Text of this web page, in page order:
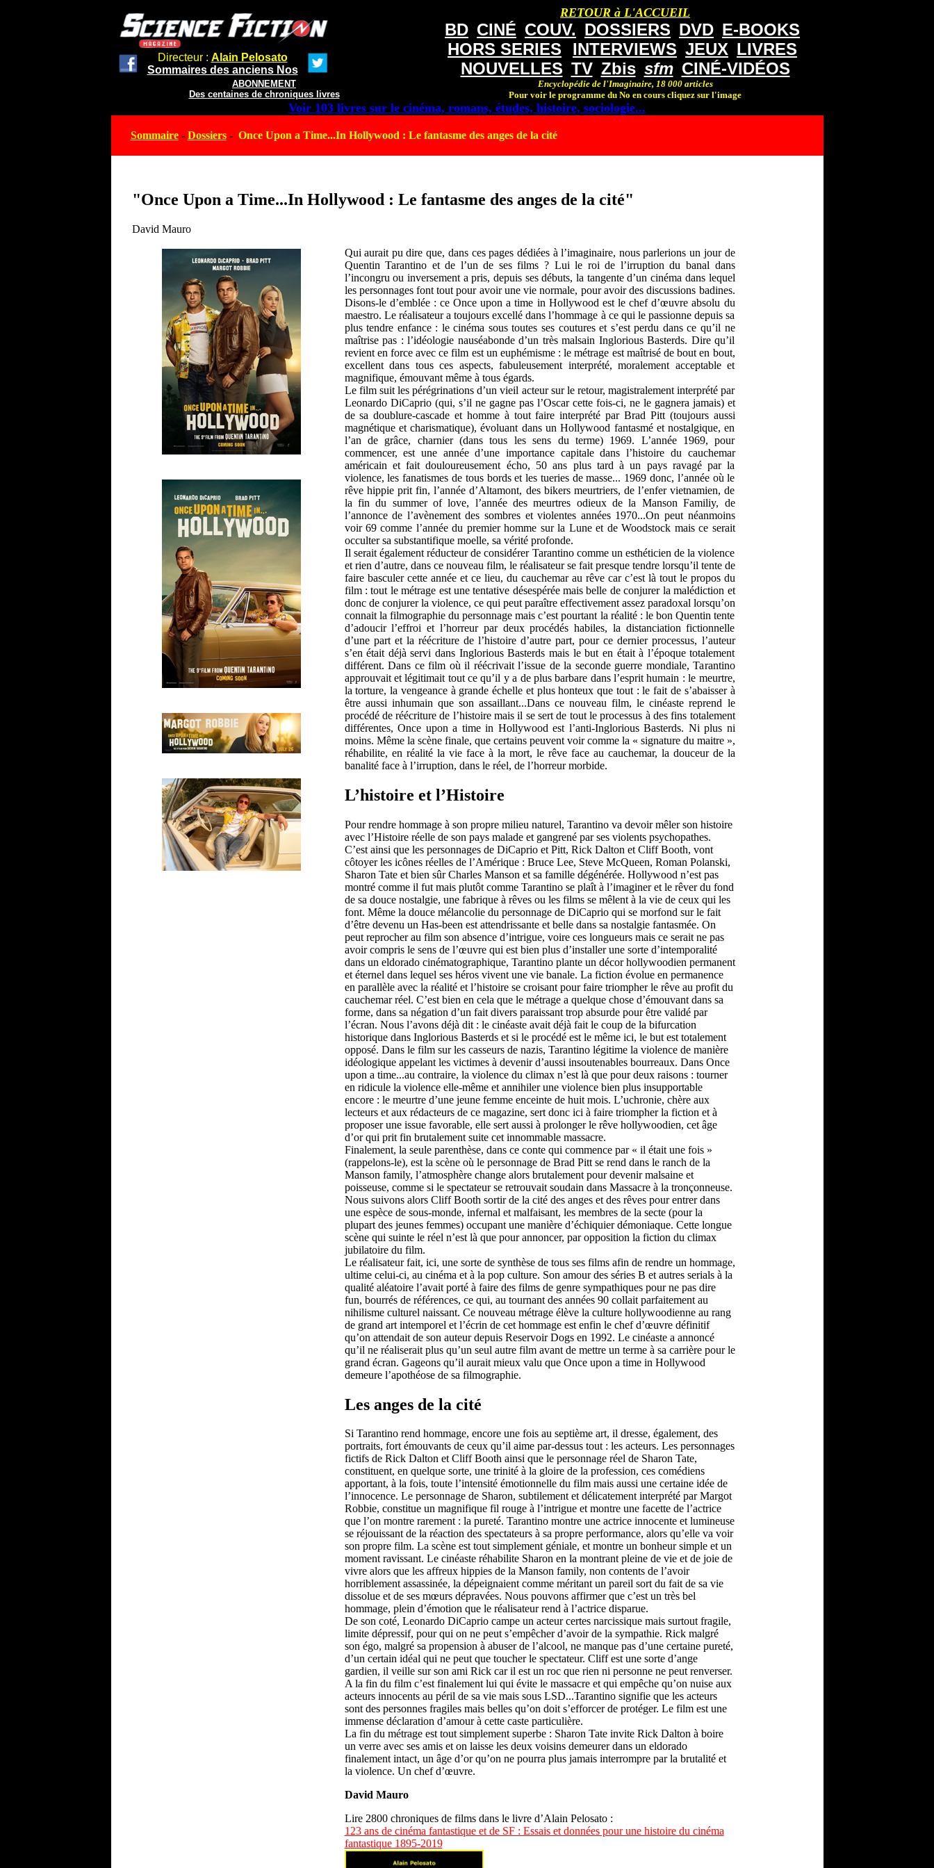
Directeur : Alain Pelosato
Sommaires des anciens Nos
ABONNEMENT
Des centaines de chroniques livres
RETOUR à L'ACCUEIL
BD CINÉ COUV. DOSSIERS DVD E-BOOKS
HORS SERIES
INTERVIEWS JEUX LIVRES
NOUVELLES TV Zbis sfm CINÉ-VIDÉOS
Encyclopédie de l'Imaginaire, 18 000 articles
Pour voir le programme du No en cours cliquez sur l'image
Voir 103 livres sur le cinéma, romans, études, histoire, sociologie...
Sommaire- Dossiers- Once Upon a Time...In Hollywood : Le fantasme des anges de la cité
"Once Upon a Time...In Hollywood : Le fantasme des anges de la cité"
David Mauro
Qui aurait pu dire que, dans ces pages dédiées à l’imaginaire, nous parlerions un jour de
Quentin Tarantino et de l’un de ses films ? Lui le roi de l’irruption du banal dans
l’incongru ou inversement a pris, depuis ses débuts, la tangente d’un cinéma dans lequel
les personnages font tout pour avoir une vie normale, pour avoir des discussions badines.
Disons-le d’emblée : ce Once upon a time in Hollywood est le chef d’œuvre absolu du
maestro. Le réalisateur a toujours excellé dans l’hommage à ce qui le passionne depuis sa
plus tendre enfance : le cinéma sous toutes ses coutures et s’est perdu dans ce qu’il ne
maîtrise pas : l’idéologie nauséabonde d’un très malsain Inglorious Basterds. Dire qu’il
revient en force avec ce film est un euphémisme : le métrage est maîtrisé de bout en bout,
excellent dans tous ces aspects, fabuleusement interprété, moralement acceptable et
magnifique, émouvant même à tous égards.
Le film suit les pérégrinations d’un vieil acteur sur le retour, magistralement interprété par
Leonardo DiCaprio (qui, s’il ne gagne pas l’Oscar cette fois-ci, ne le gagnera jamais) et
de sa doublure-cascade et homme à tout faire interprété par Brad Pitt (toujours aussi
magnétique et charismatique), évoluant dans un Hollywood fantasmé et nostalgique, en
l’an de grâce, charnier (dans tous les sens du terme) 1969. L’année 1969, pour
commencer, est une année d’une importance capitale dans l’histoire du cauchemar
américain et fait douloureusement écho, 50 ans plus tard à un pays ravagé par la
violence, les fanatismes de tous bords et les tueries de masse... 1969 donc, l’année où le
rêve hippie prit fin, l’année d’Altamont, des bikers meurtriers, de l’enfer vietnamien, de
la fin du summer of love, l’année des meurtres odieux de la Manson Familiy, de
l’annonce de l’avènement des sombres et violentes années 1970...On peut néanmoins
voir 69 comme l’année du premier homme sur la Lune et de Woodstock mais ce serait
occulter sa substantifique moelle, sa vérité profonde.
Il serait également réducteur de considérer Tarantino comme un esthéticien de la violence
et rien d’autre, dans ce nouveau film, le réalisateur se fait presque tendre lorsqu’il tente de
faire basculer cette année et ce lieu, du cauchemar au rêve car c’est là tout le propos du
film : tout le métrage est une tentative désespérée mais belle de conjurer la malédiction et
donc de conjurer la violence, ce qui peut paraître effectivement assez paradoxal lorsqu’on
connait la filmographie du personnage mais c’est pourtant la réalité : le bon Quentin tente
d’adoucir l’effroi et l’horreur par deux procédés habiles, la distanciation fictionnelle
d’une part et la réécriture de l’histoire d’autre part, pour ce dernier processus, l’auteur
s’en était déjà servi dans Inglorious Basterds mais le but en était à l’époque totalement
différent. Dans ce film où il réécrivait l’issue de la seconde guerre mondiale, Tarantino
approuvait et légitimait tout ce qu’il y a de plus barbare dans l’esprit humain : le meurtre,
la torture, la vengeance à grande échelle et plus honteux que tout : le fait de s’abaisser à
être aussi inhumain que son assaillant...Dans ce nouveau film, le cinéaste reprend le
procédé de réécriture de l’histoire mais il se sert de tout le processus à des fins totalement
différentes, Once upon a time in Hollywood est l’anti-Inglorious Basterds. Ni plus ni
moins. Même la scène finale, que certains peuvent voir comme la « signature du maitre »,
réhabilite, en réalité la vie face à la mort, le rêve face au cauchemar, la douceur de la
banalité face à l’irruption, dans le réel, de l’horreur morbide.
L’histoire et l’Histoire
Pour rendre hommage à son propre milieu naturel, Tarantino va devoir mêler son histoire
avec l’Histoire réelle de son pays malade et gangrené par ses violents psychopathes.
C’est ainsi que les personnages de DiCaprio et Pitt, Rick Dalton et Cliff Booth, vont
côtoyer les icônes réelles de l’Amérique : Bruce Lee, Steve McQueen, Roman Polanski,
Sharon Tate et bien sûr Charles Manson et sa famille dégénérée. Hollywood n’est pas
montré comme il fut mais plutôt comme Tarantino se plaît à l’imaginer et le rêver du fond
de sa douce nostalgie, une fabrique à rêves ou les films se mêlent à la vie de ceux qui les
font. Même la douce mélancolie du personnage de DiCaprio qui se morfond sur le fait
d’être devenu un Has-been est attendrissante et belle dans sa nostalgie fantasmée. On
peut reprocher au film son absence d’intrigue, voire ces longueurs mais ce serait ne pas
avoir compris le sens de l’œuvre qui est bien plus d’installer une sorte d’intemporalité
dans un eldorado cinématographique, Tarantino plante un décor hollywoodien permanent
et éternel dans lequel ses héros vivent une vie banale. La fiction évolue en permanence
en parallèle avec la réalité et l’histoire se croisant pour faire triompher le rêve au profit du
cauchemar réel. C’est bien en cela que le métrage a quelque chose d’émouvant dans sa
forme, dans sa négation d’un fait divers paraissant trop absurde pour être validé par
l’écran. Nous l’avons déjà dit : le cinéaste avait déjà fait le coup de la bifurcation
historique dans Inglorious Basterds et si le procédé est le même ici, le but est totalement
opposé. Dans le film sur les casseurs de nazis, Tarantino légitime la violence de manière
idéologique appelant les victimes à devenir d’aussi insoutenables bourreaux. Dans Once
upon a time...au contraire, la violence du climax n’est là que pour deux raisons : tourner
en ridicule la violence elle-même et annihiler une violence bien plus insupportable
encore : le meurtre d’une jeune femme enceinte de huit mois. L’uchronie, chère aux
lecteurs et aux rédacteurs de ce magazine, sert donc ici à faire triompher la fiction et à
proposer une issue favorable, elle sert aussi à prolonger le rêve hollywoodien, cet âge
d’or qui prit fin brutalement suite cet innommable massacre.
Finalement, la seule parenthèse, dans ce conte qui commence par « il était une fois »
(rappelons-le), est la scène où le personnage de Brad Pitt se rend dans le ranch de la
Manson family, l’atmosphère change alors brutalement pour devenir malsaine et
poisseuse, comme si le spectateur se retrouvait soudain dans Massacre à la tronçonneuse.
Nous suivons alors Cliff Booth sortir de la cité des anges et des rêves pour entrer dans
une espèce de sous-monde, infernal et malfaisant, les membres de la secte (pour la
plupart des jeunes femmes) occupant une manière d’échiquier démoniaque. Cette longue
scène qui suinte le réel n’est là que pour annoncer, par opposition la fiction du climax
jubilatoire du film.
Le réalisateur fait, ici, une sorte de synthèse de tous ses films afin de rendre un hommage,
ultime celui-ci, au cinéma et à la pop culture. Son amour des séries B et autres serials à la
qualité aléatoire l’avait porté à faire des films de genre sympathiques pour ne pas dire
fun, bourrés de références, ce qui, au tournant des années 90 collait parfaitement au
nihilisme culturel naissant. Ce nouveau métrage élève la culture hollywoodienne au rang
de grand art intemporel et l’écrin de cet hommage est enfin le chef d’œuvre définitif
qu’on attendait de son auteur depuis Reservoir Dogs en 1992. Le cinéaste a annoncé
qu’il ne réaliserait plus qu’un seul autre film avant de mettre un terme à sa carrière pour le
grand écran. Gageons qu’il aurait mieux valu que Once upon a time in Hollywood
demeure l’apothéose de sa filmographie.
Les anges de la cité
Si Tarantino rend hommage, encore une fois au septième art, il dresse, également, des
portraits, fort émouvants de ceux qu’il aime par-dessus tout : les acteurs. Les personnages
fictifs de Rick Dalton et Cliff Booth ainsi que le personnage réel de Sharon Tate,
constituent, en quelque sorte, une trinité à la gloire de la profession, ces comédiens
apportant, à la fois, toute l’intensité émotionnelle du film mais aussi une certaine idée de
l’innocence. Le personnage de Sharon, subtilement et délicatement interprété par Margot
Robbie, constitue un magnifique fil rouge à l’intrigue et montre une facette de l’actrice
que l’on montre rarement : la pureté. Tarantino montre une actrice innocente et lumineuse
se réjouissant de la réaction des spectateurs à sa propre performance, alors qu’elle va voir
son propre film. La scène est tout simplement géniale, et montre un bonheur simple et un
moment ravissant. Le cinéaste réhabilite Sharon en la montrant pleine de vie et de joie de
vivre alors que les affreux hippies de la Manson family, non contents de l’avoir
horriblement assassinée, la dépeignaient comme méritant un pareil sort du fait de sa vie
dissolue et de ses mœurs dépravées. Nous pouvons affirmer que c’est un très bel
hommage, plein d’émotion que le réalisateur rend à l’actrice disparue.
De son coté, Leonardo DiCaprio campe un acteur certes narcissique mais surtout fragile,
limite dépressif, pour qui on ne peut s’empêcher d’avoir de la sympathie. Rick malgré
son égo, malgré sa propension à abuser de l’alcool, ne manque pas d’une certaine pureté,
d’un certain idéal qui ne peut que toucher le spectateur. Cliff est une sorte d’ange
gardien, il veille sur son ami Rick car il est un roc que rien ni personne ne peut renverser.
A la fin du film c’est finalement lui qui évite le massacre et qui empêche qu’on nuise aux
acteurs innocents au péril de sa vie mais sous LSD...Tarantino signifie que les acteurs
sont des personnes fragiles mais belles qu’on doit s’efforcer de protéger. Le film est une
immense déclaration d’amour à cette caste particulière.
La fin du métrage est tout simplement superbe : Sharon Tate invite Rick Dalton à boire
un verre avec ses amis et on laisse les deux voisins demeurer dans un eldorado
finalement intact, un âge d’or qu’on ne pourra plus jamais interrompre par la brutalité et
la violence. Un chef d’œuvre.
David Mauro
Lire 2800 chroniques de films dans le livre d’Alain Pelosato :
123 ans de cinéma fantastique et de SF : Essais et données pour une histoire du cinéma
fantastique 1895-2019